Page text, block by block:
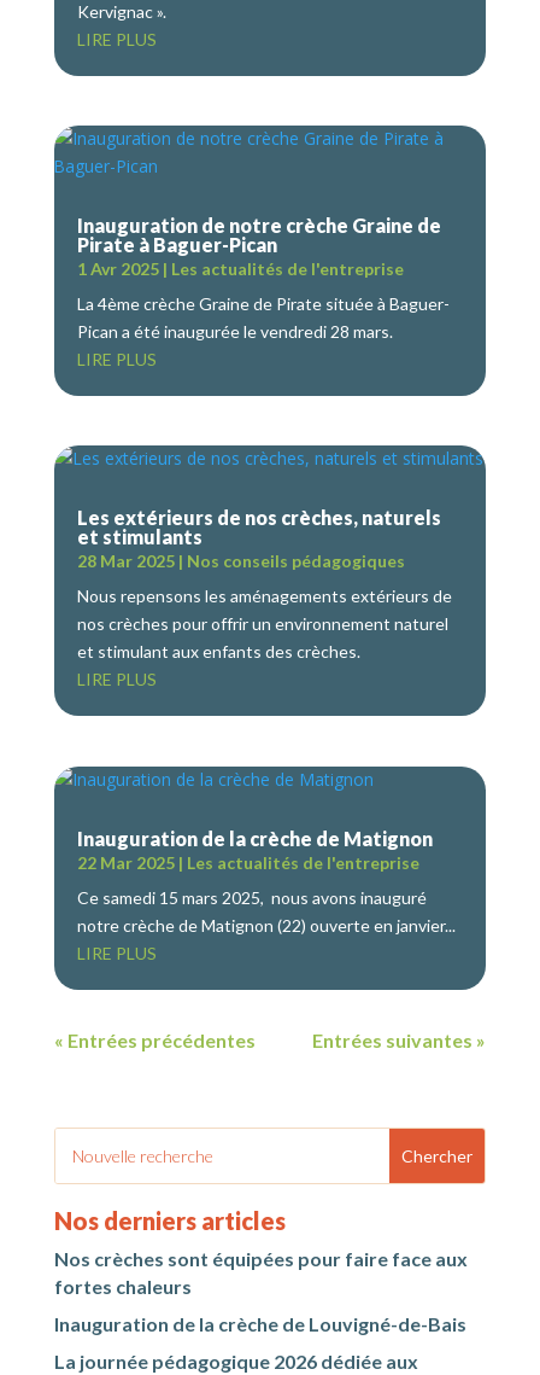
Kervignac ».
LIRE PLUS
Inauguration de notre crèche Graine de
Pirate à Baguer-Pican
1 Avr 2025| Les actualités de l'entreprise
La 4ème crèche Graine de Pirate située à Baguer-
Pican a été inaugurée le vendredi 28 mars.
LIRE PLUS
Les extérieurs de nos crèches, naturels
et stimulants
28 Mar 2025| Nos conseils pédagogiques
Nous repensons les aménagements extérieurs de
nos crèches pour offrir un environnement naturel
et stimulant aux enfants des crèches.
LIRE PLUS
Inauguration de la crèche de Matignon
22 Mar 2025| Les actualités de l'entreprise
Ce samedi 15 mars 2025, nous avons inauguré
notre crèche de Matignon (22) ouverte en janvier...
LIRE PLUS
« Entrées précédentes Entrées suivantes »
Nos derniers articles
Nos crèches sont équipées pour faire face aux
fortes chaleurs
Inauguration de la crèche de Louvigné-de-Bais
La journée pédagogique 2026 dédiée aux